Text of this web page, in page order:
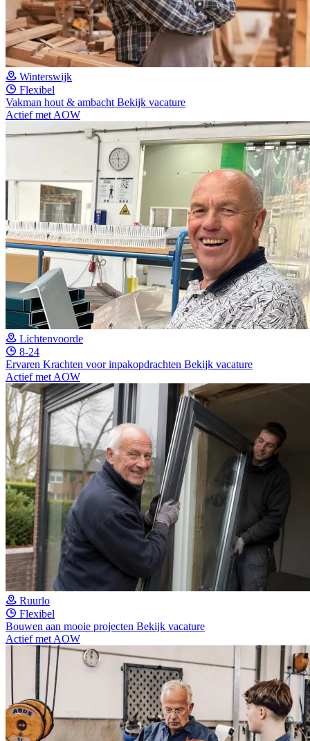
Winterswijk
Flexibel
Vakman hout & ambacht Bekijk vacature
Actief met AOW
Lichtenvoorde
8-24
Ervaren Krachten voor inpakopdrachten Bekijk vacature
Actief met AOW
Ruurlo
Flexibel
Bouwen aan mooie projecten Bekijk vacature
Actief met AOW